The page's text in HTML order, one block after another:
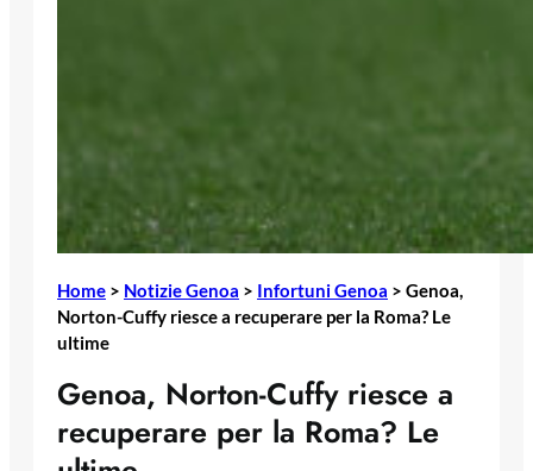
Home > Notizie Genoa > Infortuni Genoa > Genoa,
Norton-Cuffy riesce a recuperare per la Roma? Le
ultime
Genoa, Norton-Cuffy riesce a
recuperare per la Roma? Le